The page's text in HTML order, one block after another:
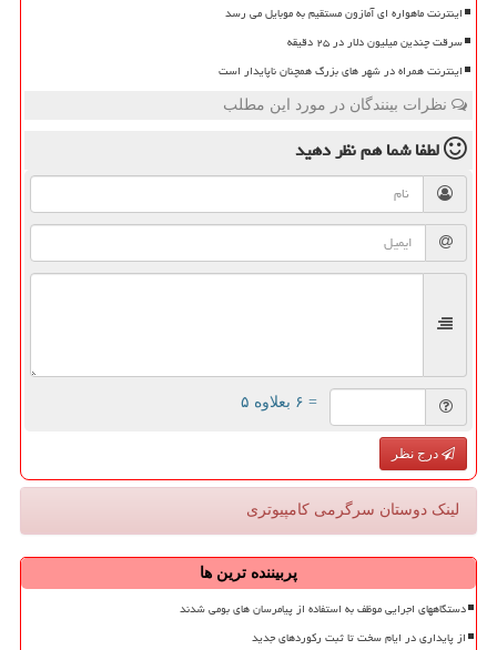
اینترنت ماهواره ای آمازون مستقیم به موبایل می رسد
سرقت چندین میلیون دلار در ۲۵ دقیقه
اینترنت همراه در شهر های بزرگ همچنان ناپایدار است
نظرات بینندگان در مورد این مطلب
لطفا شما همنظر دهید
= ۶ بعلاوه ۵
درج نظر
لینک دوستان سرگرمی كامپیوتری
پربیننده ترین ها
دستگاههای اجرایی موظف به استفاده از پیامرسان های بومی شدند
از پایداری در ایام سخت تا ثبت رکوردهای جدید